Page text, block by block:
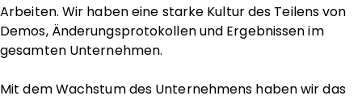
Arbeiten. Wir haben eine starke Kultur des Teilens von
Demos, Änderungsprotokollen und Ergebnissen im
gesamten Unternehmen.
Mit dem Wachstum des Unternehmens haben wir das